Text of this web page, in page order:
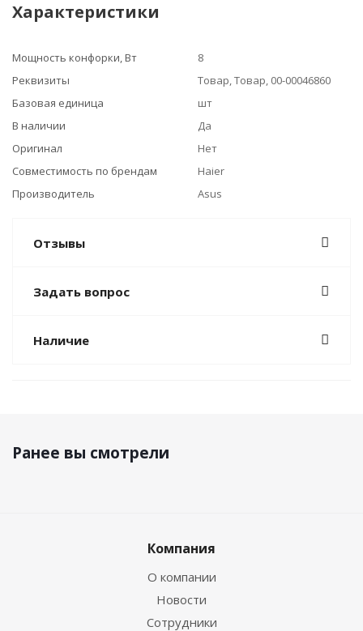
Характеристики
Мощность конфорки, Вт
8
Реквизиты
Товар, Товар, 00-00046860
Базовая единица
шт
В наличии
Да
Оригинал
Нет
Совместимость по брендам
Haier
Производитель
Asus
Отзывы
Задать вопрос
Наличие
Ранее вы смотрели
Компания
О компании
Новости
Сотрудники